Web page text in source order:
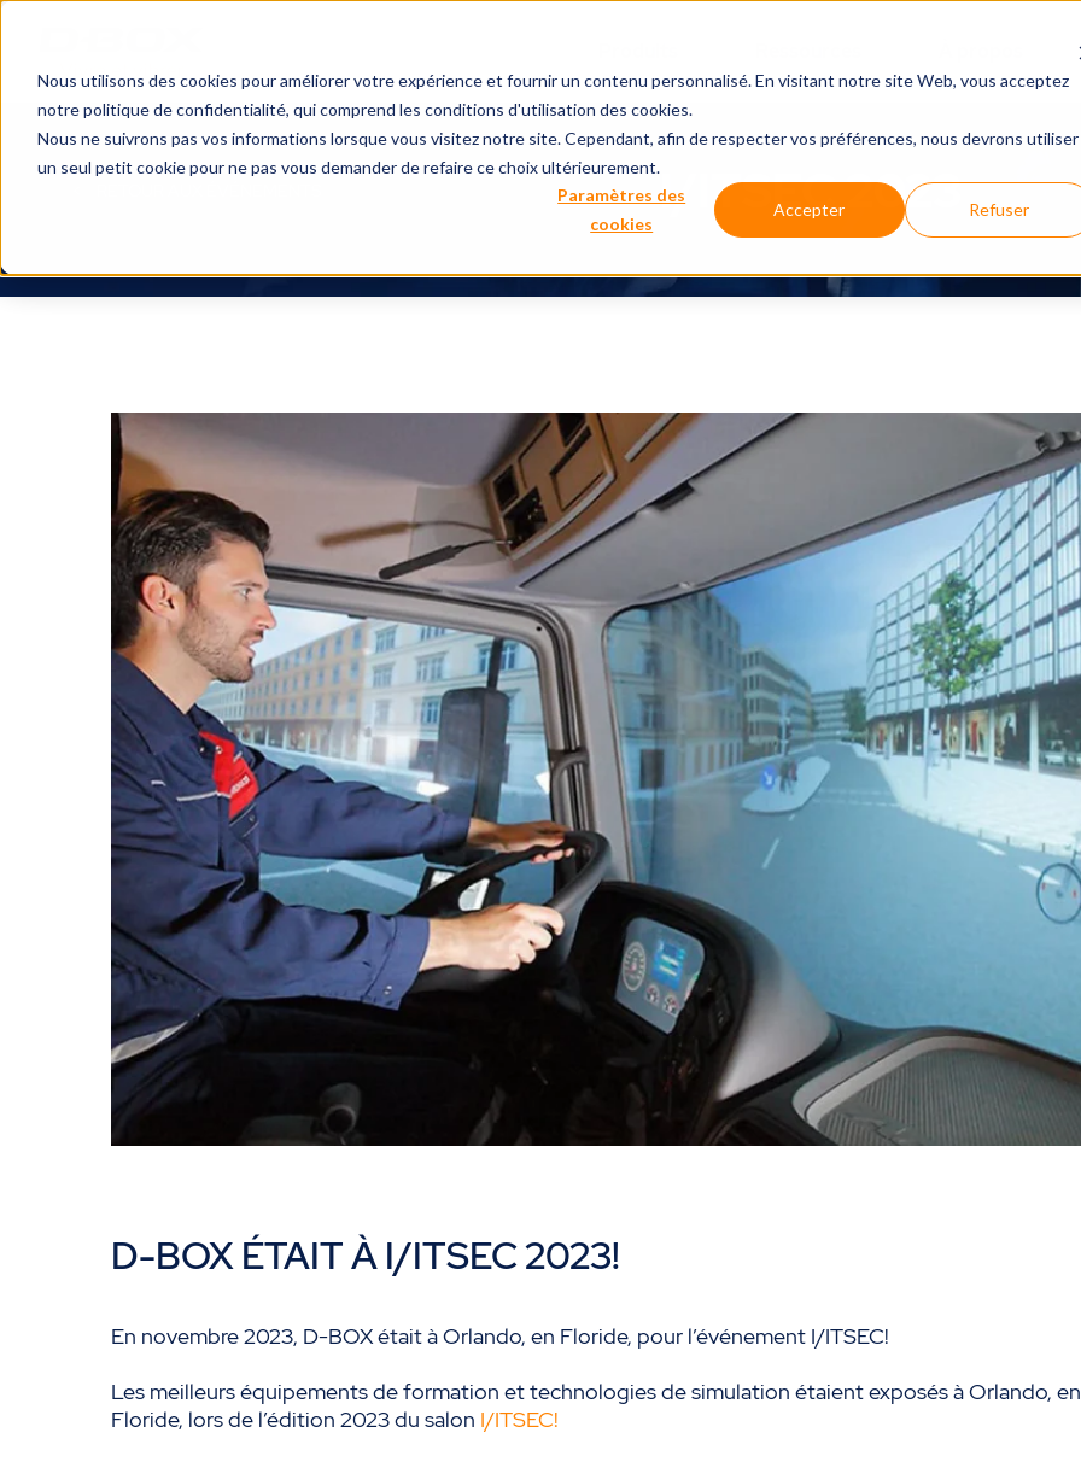
Nous utilisons des cookies pour améliorer votre expérience et fournir un contenu personnalisé. En visitant notre site Web, vous acceptez
notre politique de confidentialité, qui comprend les conditions d'utilisation des cookies.
Nous ne suivrons pas vos informations lorsque vous visitez notre site. Cependant, afin de respecter vos préférences, nous devrons utiliser
un seul petit cookie pour ne pas vous demander de refaire ce choix ultérieurement.
Paramètres des
cookies
Accepter Refuser
I/ITSEC 2023
D-BOX ÉTAIT À I/ITSEC 2023!
En novembre 2023, D-BOX était à Orlando, en Floride, pour l’événement I/ITSEC!
Les meilleurs équipements de formation et technologies de simulation étaient exposés à Orlando, en
Floride, lors de l’édition 2023 du salon I/ITSEC!